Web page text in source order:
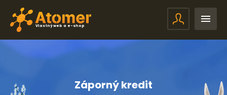
Vlastný web a e-shop
Záporný kredit